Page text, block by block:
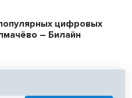
цифровых
– Билайн